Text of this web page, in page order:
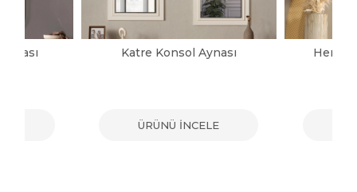
Katre Konsol Aynası
ÜRÜNÜ İNCELE